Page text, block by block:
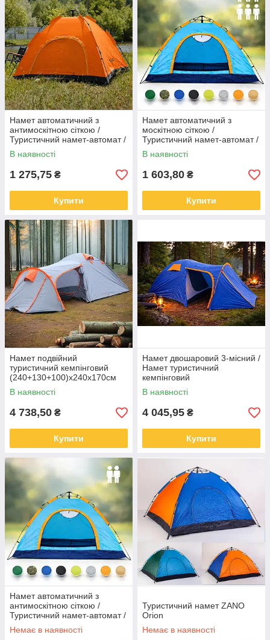
Намет автоматичний з
антимоскітною сіткою /
Туристичний намет-автомат /
Намет для кемпінгу 4-місний
200х200см Помаранчевий
В наявності
1 275,75 ₴
Купити
Намет автоматичний з
москітною сіткою /
Туристичний намет-автомат /
Намет для кемпінгу 6-ти
місний 200х250см
В наявності
1 603,80 ₴
Купити
Намет подвійний
туристичний кемпінговий
(240+130+100)х240х170см
Блакитний
В наявності
4 738,50 ₴
Купити
Намет двошаровий 3-місний /
Намет туристичний
кемпінговий
(215+100+90)х215х170см
В наявності
4 045,95 ₴
Купити
Намет автоматичний з
антимоскітною сіткою /
Туристичний намет-автомат /
Намет для кемпінгу 2-місний
200х150см
Немає в наявності
Туристичний намет ZANO
Orion
Немає в наявності